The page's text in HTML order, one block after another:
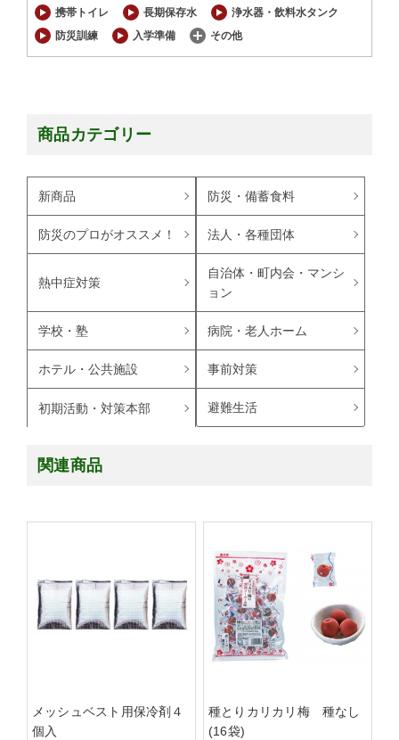
携帯トイレ
長期保存水
浄水器・飲料水タンク
防災訓練
入学準備 その他
商品カテゴリー
新商品 防災・備蓄食料
防災のプロがオススメ！ 法人・各種団体
熱中症対策
自治体・町内会・マンシ
ョン
学校・塾 病院・老人ホーム
ホテル・公共施設 事前対策
初期活動・対策本部 避難生活
関連商品
メッシュベスト用保冷剤４
個入
種とりカリカリ梅 種なし
(16袋)